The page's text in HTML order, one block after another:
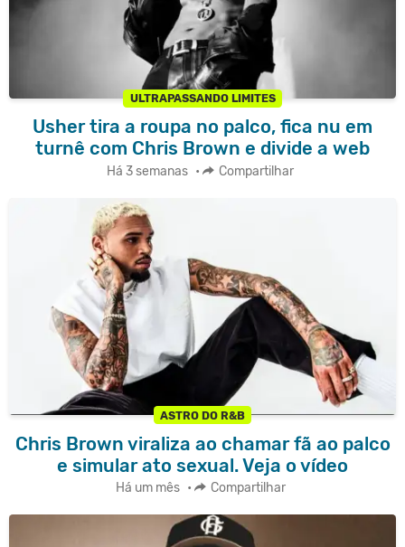
ULTRAPASSANDO LIMITES
Usher tira a roupa no palco, fica nu em
turnê com Chris Brown e divide a web
Há 3 semanas • Compartilhar
ASTRO DO R&B
Chris Brown viraliza ao chamar fã ao palco
e simular ato sexual. Veja o vídeo
Há um mês • Compartilhar